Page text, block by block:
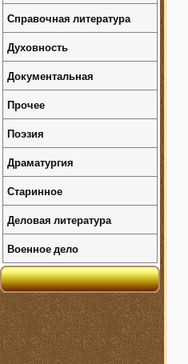
Справочная литература
Духовность
Документальная
Прочее
Поэзия
Драматургия
Старинное
Деловая литература
Военное дело